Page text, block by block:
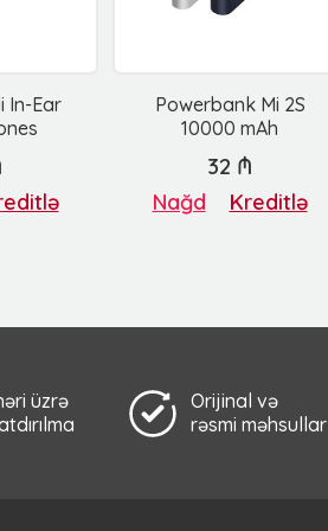
In-Ear
Powerbank Mi 2S
10000 mAh
32 ₼
Nağd Kreditlə
üzrə
Orijinal və
rəsmi məhsullar